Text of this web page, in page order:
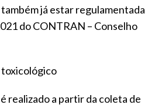
já estar regulamentada
do CONTRAN – Conselho
toxicológico
realizado a partir da coleta de